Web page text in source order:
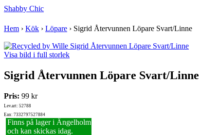
Shabby Chic
Hem › Kök › Löpare › Sigrid Återvunnen Löpare Svart/Linne
Visa bild i full storlek
Sigrid Återvunnen Löpare Svart/Linne
Pris: 99 kr
Lev.art: 52788
Ean: 7332797527884
Finns på lager i Ängelholm
och kan skickas idag.